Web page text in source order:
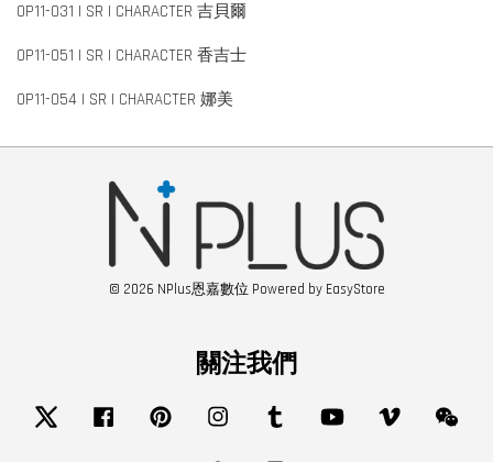
OP11-031 | SR | CHARACTER 吉貝爾
OP11-051 | SR | CHARACTER 香吉士
OP11-054 | SR | CHARACTER 娜美
© 2026 NPlus恩嘉數位 Powered by EasyStore
關注我們
Twitter Facebook Pinterest Instagram Tumblr YouTube Vimeo